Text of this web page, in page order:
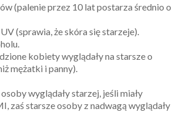
(palenie przez 10 lat postarza średnio o
(sprawia, że skóra się starzeje).
kobiety wyglądały na starsze o
mężatki i panny).
osoby wyglądały starzej, jeśli miały
zaś starsze osoby z nadwagą wyglądały